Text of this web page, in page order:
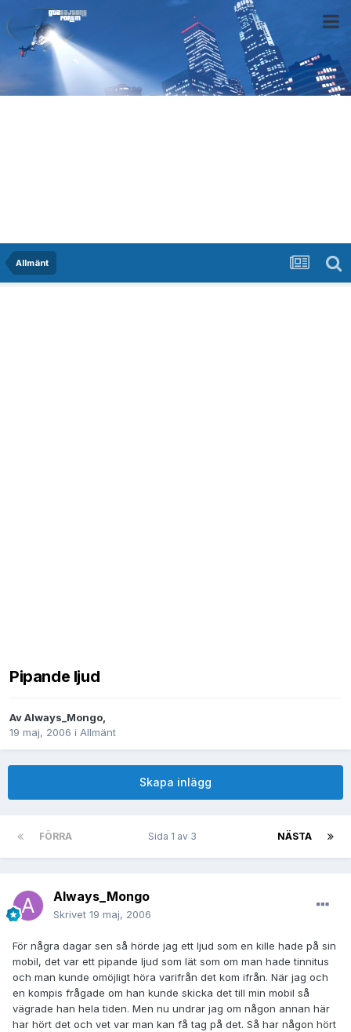
Allmänt
Pipande ljud
AvAlways_Mongo,
19 maj, 2006 i Allmänt
Skapa inlägg
FÖRRA NÄSTA
Sida 1 av 3
Always_Mongo
Skrivet 19 maj, 2006
För några dagar sen så hörde jag ett ljud som en kille hade på sin
mobil, det var ett pipande ljud som lät som om man hade tinnitus
och man kunde omöjligt höra varifrån det kom ifrån. När jag och
en kompis frågade om han kunde skicka det till min mobil så
vägrade han hela tiden. Men nu undrar jag om någon annan här
har hört det och vet var man kan få tag på det. Så har någon hört